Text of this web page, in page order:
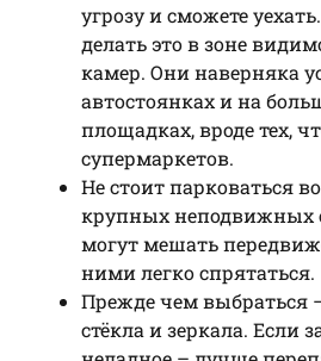
угрозу и сможете
делать это в зоне
камер. Они наверняка
автостоянках и на
площадках, вроде тех,
супермаркетов.
Не стоит парковаться
крупных неподвижных
могут мешать
ними легко спрятаться.
Прежде чем выбраться
стёкла и зеркала. Если